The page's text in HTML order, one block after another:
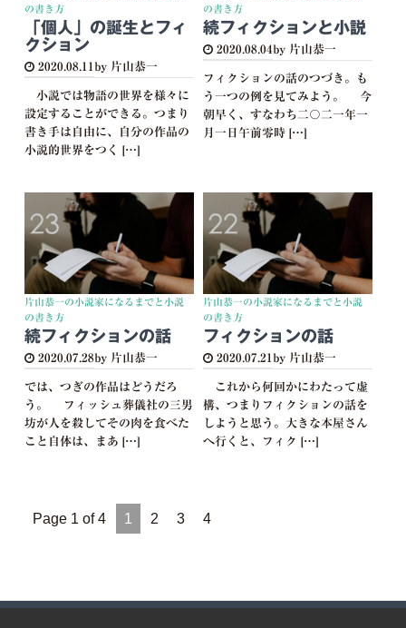
の書き方
「個人」の誕生とフィ
クション
2020.08.11 by 片山恭一
小説では物語の世界を様々に
設定することができる。つまり
書き手は自由に、自分の作品の
小説的世界をつく […]
の書き方
続フィクションと小説
2020.08.04by 片山恭一
フィクションの話のつづき。も
う一つの例を見てみよう。 今
朝早く、すなわち二〇二一年一
月一日午前零時 […]
片山恭一の小説家になるまでと小説
の書き方
続フィクションの話
2020.07.28by 片山恭一
では、つぎの作品はどうだろ
う。 フィッシュ葬儀社の三男
坊が人を殺してその肉を食べた
こと自体は、まあ […]
片山恭一の小説家になるまでと小説
の書き方
フィクションの話
2020.07.21 by 片山恭一
これから何回かにわたって虚
構、つまりフィクションの話を
しようと思う。大きな本屋さん
へ行くと、フィク […]
Page 1 of 4 1 2 3 4